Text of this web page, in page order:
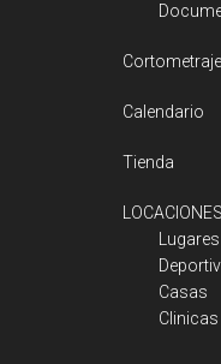
Calendario
Tienda
LOCACIONES
Casas